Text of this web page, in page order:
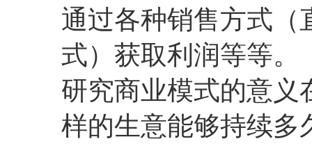
通过各种销售方式（
式）获取利润等等。
研究商业模式的意义
样的生意能够持续多